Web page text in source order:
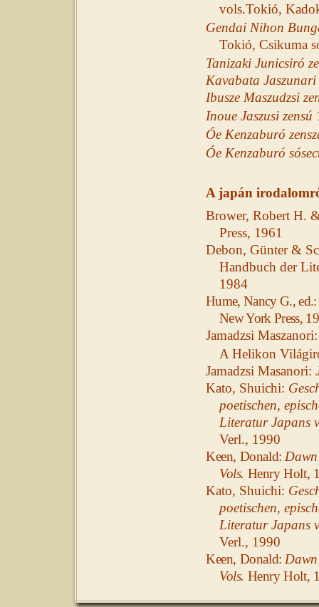
vols.Tokió,
Gendai Nihon
Tokió, Csikuma
Tanizaki Junicsiró
Kavabata
Ibusze Maszudzsi
Inoue Jaszusi zensú
Óe Kenzaburó
Óe Kenzaburó
A japán
Brower, Robert H.
Press, 1961
Debon, Günter &
Handbuch der
1984
Hume, Nancy G., ed.:
New York Press,
Jamadzsi
A Helikon
Jamadzsi Masanori:
Kato, Shuichi:
poetischen,
Literatur Japans
Verl., 1990
Keen, Donald: Dawn
Vols. Henry Holt,
Kato, Shuichi:
poetischen,
Literatur Japans
Verl., 1990
Keen, Donald: Dawn
Vols. Henry Holt,